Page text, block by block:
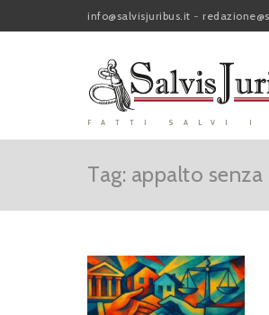
info@salvisjuribus.it -
FATTI SALVI I
Tag: appalto